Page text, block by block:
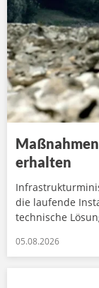
erhalten
die laufende
technische
05.08.2026